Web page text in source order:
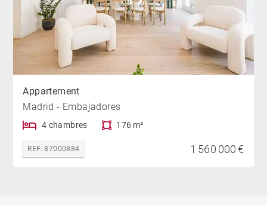
Appartement
Madrid - Embajadores
4 chambres 176 m²
REF. 87000884 1 560 000 €